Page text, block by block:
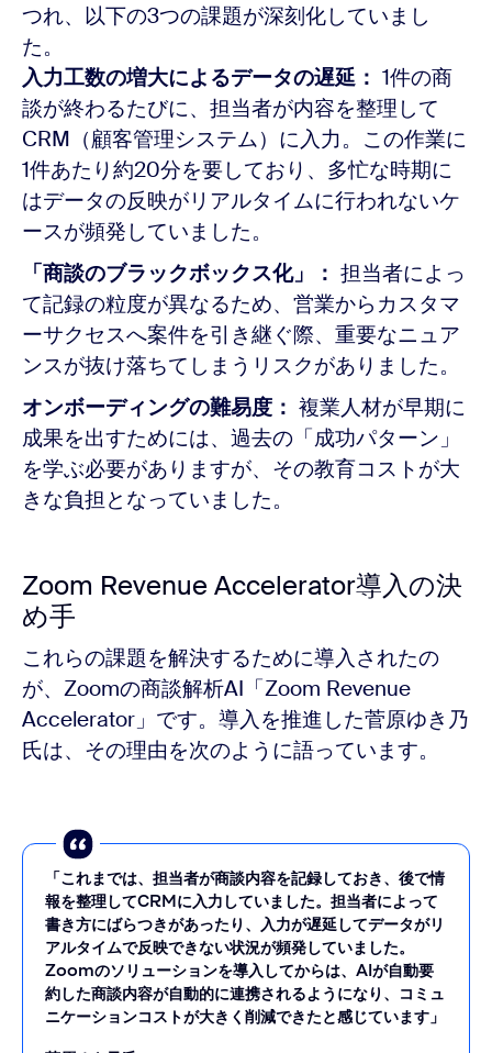
つれ、以下の3つの課題が深刻化していまし
た。
入力工数の増大によるデータの遅延： 1件の商
談が終わるたびに、担当者が内容を整理して
CRM（顧客管理システム）に入力。この作業に
1件あたり約20分を要しており、多忙な時期に
はデータの反映がリアルタイムに行われないケ
ースが頻発していました。
「商談のブラックボックス化」： 担当者によっ
て記録の粒度が異なるため、営業からカスタマ
ーサクセスへ案件を引き継ぐ際、重要なニュア
ンスが抜け落ちてしまうリスクがありました。
オンボーディングの難易度： 複業人材が早期に
成果を出すためには、過去の「成功パターン」
を学ぶ必要がありますが、その教育コストが大
きな負担となっていました。
Zoom Revenue Accelerator導入の決
め手
これらの課題を解決するために導入されたの
が、Zoomの商談解析AI「Zoom Revenue
Accelerator」です。導入を推進した菅原ゆき乃
氏は、その理由を次のように語っています。
「これまでは、担当者が商談内容を記録しておき、後で情
報を整理してCRMに入力していました。担当者によって
書き方にばらつきがあったり、入力が遅延してデータがリ
アルタイムで反映できない状況が頻発していました。
Zoomのソリューションを導入してからは、AIが自動要
約した商談内容が自動的に連携されるようになり、コミュ
ニケーションコストが大きく削減できたと感じています」